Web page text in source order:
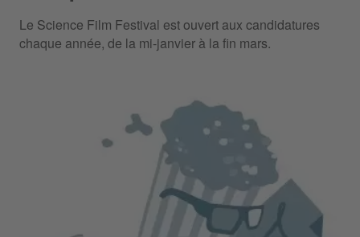
Le Science Film Festival est ouvert aux candidatures
chaque année, de la mi-janvier à la fin mars.